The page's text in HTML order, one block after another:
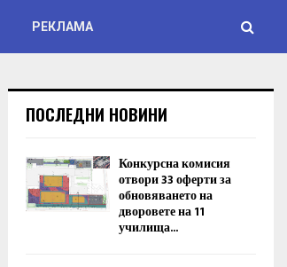
РЕКЛАМА
ПОСЛЕДНИ НОВИНИ
Конкурсна комисия
отвори 33 оферти за
обновяването на
дворовете на 11
училища...